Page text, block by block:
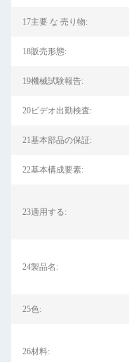
17主要 な 売り物:
18販売形態:
19機械試験報告:
20ビデオ出勤検査:
21基本部品の保証:
22基本構成要素:
23適用する:
24製品名:
25色:
26材料: